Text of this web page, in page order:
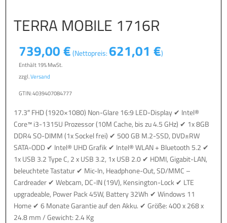
TERRA MOBILE 1716R
739,00€ (Nettopreis: 621,01€)
Enthält 19% MwSt.
zzgl.Versand
GTIN: 4039407084777
17.3″ FHD (1920×1080) Non-Glare 16:9 LED-Display ✔ Intel®
Core™ i3-1315U Prozessor (10M Cache, bis zu 4.5 GHz) ✔ 1x 8GB
DDR4 SO-DIMM (1x Sockel frei) ✔ 500 GB M.2-SSD, DVD±RW
SATA-ODD ✔ Intel® UHD Grafik ✔ Intel® WLAN + Bluetooth 5.2 ✔
1x USB 3.2 Type C, 2 x USB 3.2, 1x USB 2.0 ✔ HDMI, Gigabit-LAN,
beleuchtete Tastatur ✔ Mic-In, Headphone-Out, SD/MMC –
Cardreader ✔ Webcam, DC-IN (19V), Kensington-Lock ✔ LTE
upgradeable, Power Pack 45W, Battery 32Wh ✔ Windows 11
Home ✔ 6 Monate Garantie auf den Akku. ✔ Größe: 400 x 268 x
24.8 mm / Gewicht: 2.4 Kg